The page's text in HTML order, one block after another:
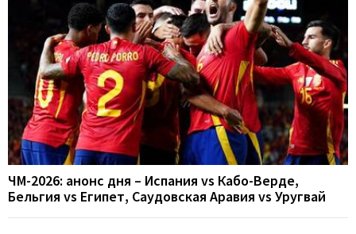
ЧМ-2026: анонс дня – Испания vs Кабо-Верде,
Бельгия vs Египет, Саудовская Аравия vs Уругвай